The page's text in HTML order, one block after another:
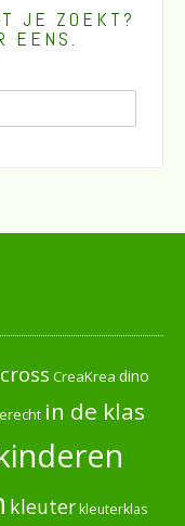
JE ZOEKT?
EENS.
CreaKrea dino
in de klas
kleuterkleuterklas